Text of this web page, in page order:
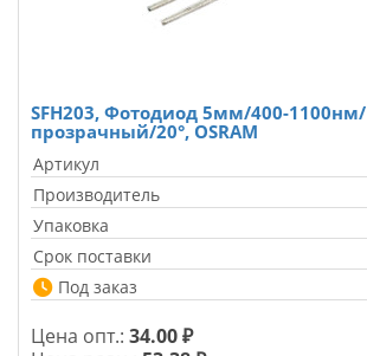
SFH203, Фотодиод 5мм/400-1100нм/
прозрачный/20°, OSRAM
Артикул
Производитель
Упаковка
Срок поставки
Под заказ
Цена опт.: 34.00 ₽